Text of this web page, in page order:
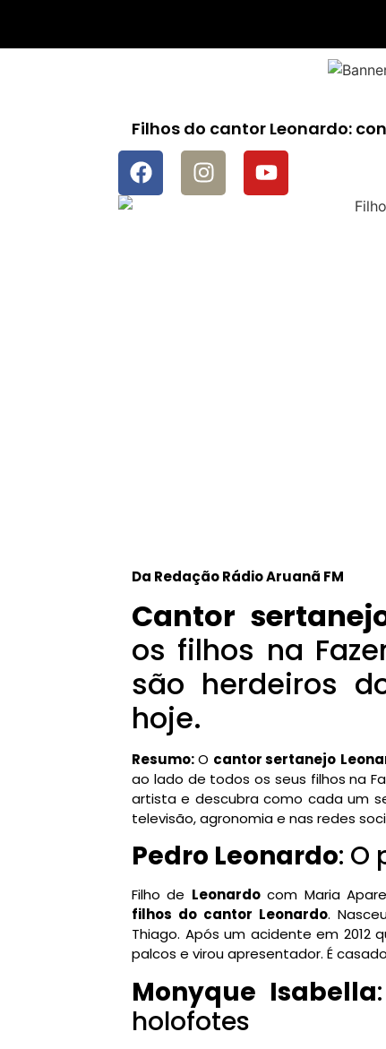
Filhos do cantor Leonardo:
Da Redação Rádio Aruanã FM
Cantor
os filhos na
são herdeiros
hoje.
Resumo:O cantor sertanejo
ao lado de todos os seus filhos na
artista e descubra como cada um
televisão, agronomia e nas redes
Pedro Leonardo: O
Filho de Leonardocom Maria
filhos do cantor Leonardo.
Thiago. Após um acidente em 2012
palcos e virou apresentador. É
Monyque Isabella
holofotes